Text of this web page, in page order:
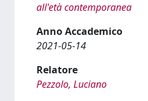
all'età contemporanea
Anno Accademico
2021-05-14
Relatore
Pezzolo, Luciano